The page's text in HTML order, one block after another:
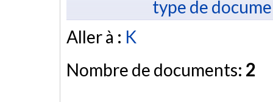
type de
Aller à : K
Nombre de documents: 2